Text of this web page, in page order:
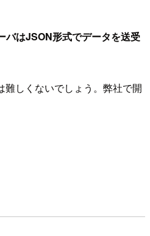
バはJSON形式でデータを送受
しくないでしょう。弊社で開